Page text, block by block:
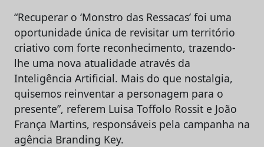
“Recuperar o ‘Monstro das Ressacas’ foi uma
oportunidade única de revisitar um território
criativo com forte reconhecimento, trazendo-
lhe uma nova atualidade através da
Inteligência Artificial. Mais do que nostalgia,
quisemos reinventar a personagem para o
presente”, referem Luisa Toffolo Rossit e João
França Martins, responsáveis pela campanha na
agência Branding Key.